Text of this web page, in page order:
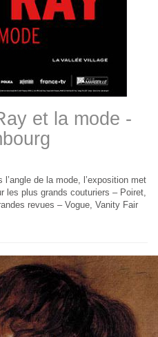
et la mode -
de la mode, l’exposition met
les plus grands couturiers – Poiret,
revues – Vogue, Vanity Fair